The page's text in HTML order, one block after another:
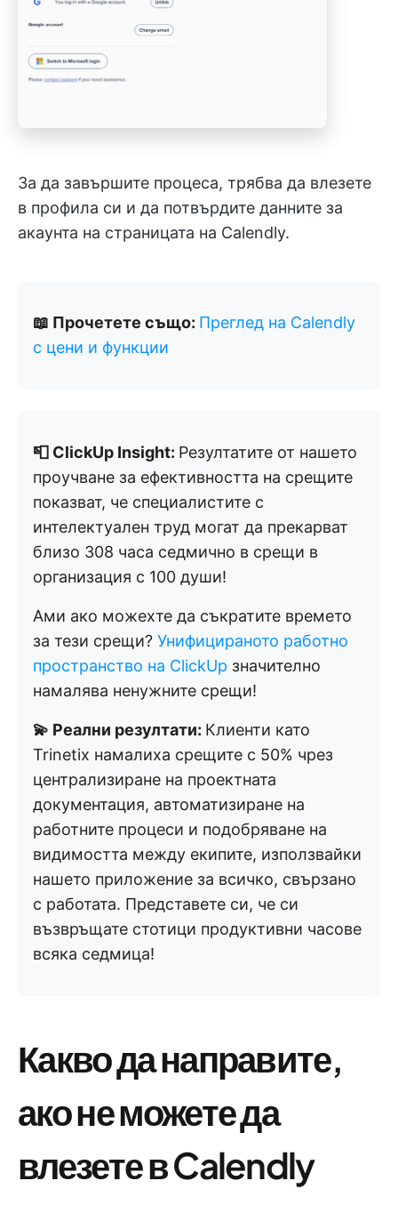
За да завършите процеса, трябва да влезете
в профила си и да потвърдите данните за
акаунта на страницата на Calendly.
📖 Прочетете също: Преглед на Calendly
с цени и функции
📮 ClickUp Insight: Резултатите от нашето
проучване за ефективността на срещите
показват, че специалистите с
интелектуален труд могат да прекарват
близо 308 часа седмично в срещи в
организация с 100 души!
Ами ако можехте да съкратите времето
за тези срещи? Унифицираното работно
пространство на ClickUp значително
намалява ненужните срещи!
💫 Реални резултати: Клиенти като
Trinetix намалиха срещите с 50% чрез
централизиране на проектната
документация, автоматизиране на
работните процеси и подобряване на
видимостта между екипите, използвайки
нашето приложение за всичко, свързано
с работата. Представете си, че си
възвръщате стотици продуктивни часове
всяка седмица!
Какво да направите,
ако не можете да
влезете в Calendly